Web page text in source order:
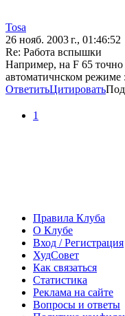
Tosa
26 нояб. 2003 г., 01:46:52
Re: Работа вспышки
Например, на F 65 точно
автоматичнском режиме
ОтветитьЦитировать
1
Правила Клуба
О Клубе
Вход / Регистрация
ХудСовет
Как связаться
Статистика
Реклама на сайте
Вопросы и ответы